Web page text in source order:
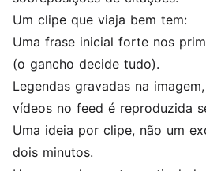
Um clipe que viaja bem tem:
Uma frase inicial forte nos
(o gancho decide tudo).
Legendas gravadas na
vídeos no feed é reproduzida
Uma ideia por clipe, não um
dois minutos.